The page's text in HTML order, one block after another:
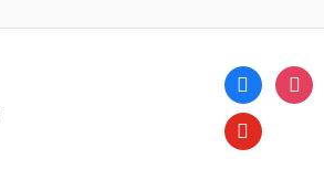
facebook
youtube